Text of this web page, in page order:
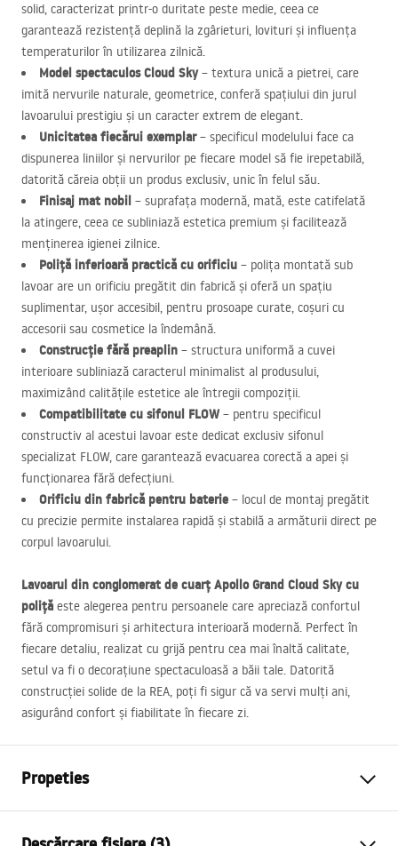
solid, caracterizat printr-o duritate peste medie, ceea ce
garantează rezistență deplină la zgârieturi, lovituri și influența
temperaturilor în utilizarea zilnică.
Model spectaculos Cloud Sky– textura unică a pietrei, care
imită nervurile naturale, geometrice, conferă spațiului din jurul
lavoarului prestigiu și un caracter extrem de elegant.
Unicitatea fiecărui exemplar– specificul modelului face ca
dispunerea liniilor și nervurilor pe fiecare model să fie irepetabilă,
datorită căreia obții un produs exclusiv, unic în felul său.
Finisaj mat nobil – suprafața modernă, mată, este catifelată
la atingere, ceea ce subliniază estetica premium și facilitează
menținerea igienei zilnice.
Poliță inferioară practică cu orificiu – polița montată sub
lavoar are un orificiu pregătit din fabrică și oferă un spațiu
suplimentar, ușor accesibil, pentru prosoape curate, coșuri cu
accesorii sau cosmetice la îndemână.
Construcție fără preaplin – structura uniformă a cuvei
interioare subliniază caracterul minimalist al produsului,
maximizând calitățile estetice ale întregii compoziții.
Compatibilitate cu sifonul FLOW– pentru specificul
constructiv al acestui lavoar este dedicat exclusiv sifonul
specializat FLOW, care garantează evacuarea corectă a apei și
funcționarea fără defecțiuni.
Orificiu din fabrică pentru baterie – locul de montaj pregătit
cu precizie permite instalarea rapidă și stabilă a armăturii direct pe
corpul lavoarului.
Lavoarul din conglomerat de cuarț Apollo Grand Cloud Sky cu
poliță este alegerea pentru persoanele care apreciază confortul
fără compromisuri și arhitectura interioară modernă. Perfect în
fiecare detaliu, realizat cu grijă pentru cea mai înaltă calitate,
setul va fi o decorațiune spectaculoasă a băii tale. Datorită
construcției solide de la REA, poți fi sigur că va servi mulți ani,
asigurând confort și fiabilitate în fiecare zi.
Propeties